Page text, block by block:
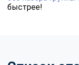
быстрее!